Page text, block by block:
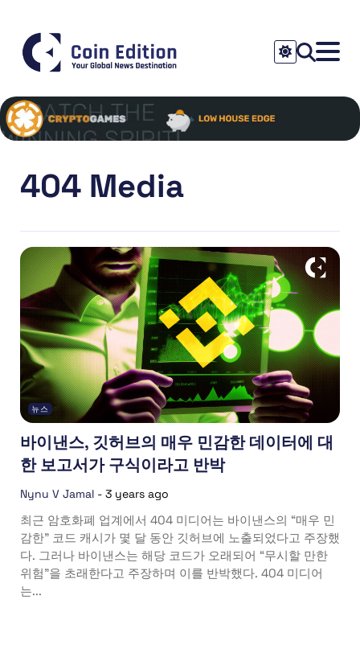
404 Media
뉴스
바이낸스, 깃허브의 매우 민감한 데이터에 대
한 보고서가 구식이라고 반박
Nynu V Jamal - 3 years ago
최근 암호화폐 업계에서 404 미디어는 바이낸스의 “매우 민
감한” 코드 캐시가 몇 달 동안 깃허브에 노출되었다고 주장했
다. 그러나 바이낸스는 해당 코드가 오래되어 “무시할 만한
위험”을 초래한다고 주장하며 이를 반박했다. 404 미디어
는...